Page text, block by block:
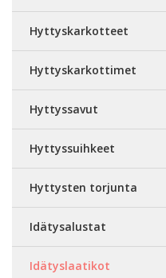
Hyttyskarkotteet
Hyttyskarkottimet
Hyttyssavut
Hyttyssuihkeet
Hyttysten torjunta
Idätysalustat
Idätyslaatikot